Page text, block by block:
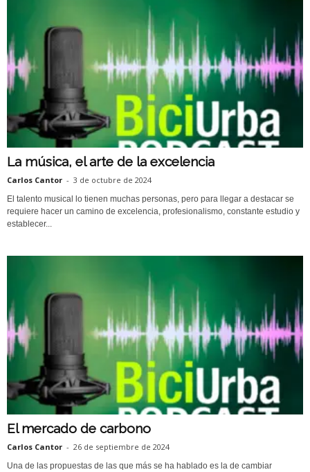
La música, el arte de la excelencia
Carlos Cantor - 3 de octubre de 2024
El talento musical lo tienen muchas personas, pero para llegar a destacar se
requiere hacer un camino de excelencia, profesionalismo, constante estudio y
establecer...
El mercado de carbono
Carlos Cantor - 26 de septiembre de 2024
Una de las propuestas de las que más se ha hablado es la de cambiar